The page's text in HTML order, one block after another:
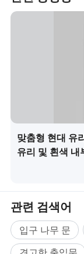
반드시 우송된 패키
아니면 거래 회사
중국 푸조우시에
니다. Q2: 주요 제
도어, 주방 캐비닛,
어떻게 보장𝕠 수 있
다. 보증 기간은 5년
A: 맞춤형 서비스
사항을 따라 생산𝕠
이나 교체를 제공𝕩
항을 이야기해야 𝕩
에게 알려드릴 것입
힌지)를 제공𝕠 수 있
트너가 있습니다.
어 샘플 또는 미니 도
맞춤형 현대 유
유리 및 흰색 내
관련 검색어
입구 나무 문